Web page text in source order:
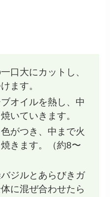
口大にカットし、
ます。
オイルを熱し、中
いていきます。
がつき、中まで火
きます。（約8〜
ジルとあらびきガ
に混ぜ合わせたら